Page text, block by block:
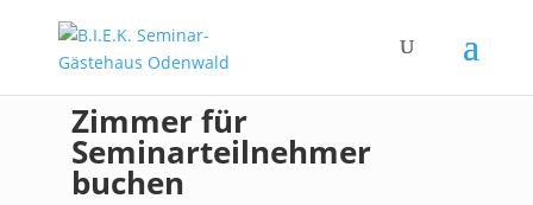
Zimmer für
Seminarteilnehmer
buchen